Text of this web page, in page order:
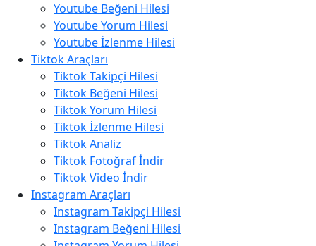
Youtube Beğeni Hilesi
Youtube Yorum Hilesi
Youtube İzlenme Hilesi
Tiktok Araçları
Tiktok Takipçi Hilesi
Tiktok Beğeni Hilesi
Tiktok Yorum Hilesi
Tiktok İzlenme Hilesi
Tiktok Analiz
Tiktok Fotoğraf İndir
Tiktok Video İndir
Instagram Araçları
Instagram Takipçi Hilesi
Instagram Beğeni Hilesi